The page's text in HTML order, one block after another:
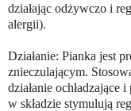
działając odżywczo i
alergii).
Działanie: Pianka jest
znieczulającym.
działanie
w składzie stymulują